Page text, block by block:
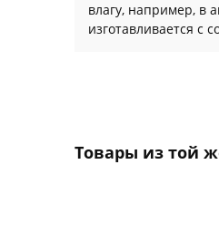
влагу, например, в
изготавливается с
Товары из той